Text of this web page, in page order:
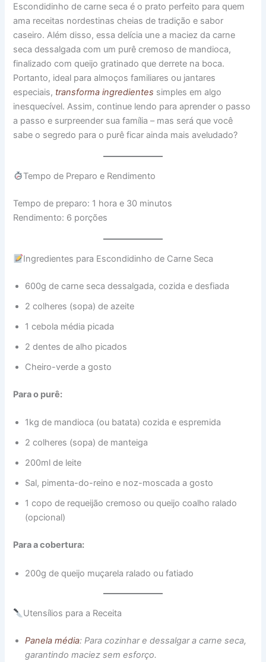
Escondidinho de carne seca é o prato perfeito para quem
ama receitas nordestinas cheias de tradição e sabor
caseiro. Além disso, essa delícia une a maciez da carne
seca dessalgada com um purê cremoso de mandioca,
finalizado com queijo gratinado que derrete na boca.
Portanto, ideal para almoços familiares ou jantares
especiais, transforma ingredientes simples em algo
inesquecível. Assim, continue lendo para aprender o passo
a passo e surpreender sua família – mas será que você
sabe o segredo para o purê ficar ainda mais aveludado?
Tempo de Preparo e Rendimento
Tempo de preparo: 1 hora e 30 minutos
Rendimento: 6 porções
Ingredientes para Escondidinho de Carne Seca
600g de carne seca dessalgada, cozida e desfiada
2 colheres (sopa) de azeite
1 cebola média picada
2 dentes de alho picados
Cheiro-verde a gosto
Para o purê:
1kg de mandioca (ou batata) cozida e espremida
2 colheres (sopa) de manteiga
200ml de leite
Sal, pimenta-do-reino e noz-moscada a gosto
1 copo de requeijão cremoso ou queijo coalho ralado
(opcional)
Para a cobertura:
200g de queijo muçarela ralado ou fatiado
Utensílios para a Receita
Panela média: Para cozinhar e dessalgar a carne seca,
garantindo maciez sem esforço.